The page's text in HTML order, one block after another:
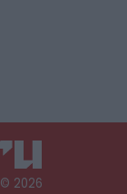
2026